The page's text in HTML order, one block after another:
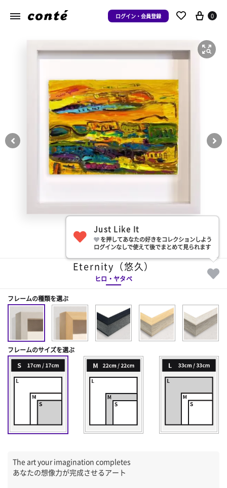
ログイン・会員登録 0
部屋に飾る
Eternity（悠久）
ヒロ・ヤタベ
フレームの種類を選ぶ
フレームのサイズを選ぶ
The art your imagination completes
あなたの想像力が完成させるアート
Just Like It
を押してあなたの好きをコレクションしよう
ログインなしで使えて後でまとめて見られます